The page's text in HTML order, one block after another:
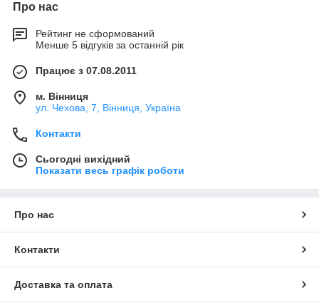
Про нас
Рейтинг не сформований
Менше 5 відгуків за останній рік
Працює з 07.08.2011
м. Вінниця
ул. Чехова, 7, Вінниця, Україна
Контакти
Сьогодні вихідний
Показати весь графік роботи
Про нас
Контакти
Доставка та оплата